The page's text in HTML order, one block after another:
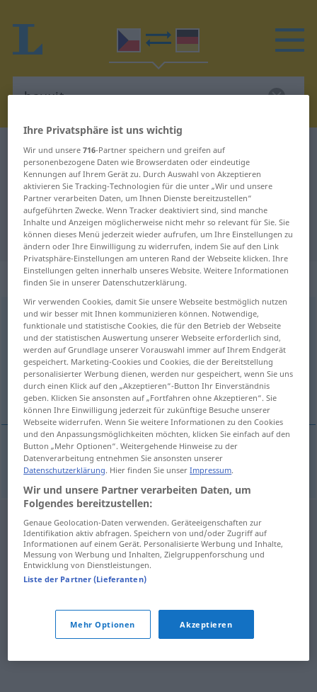
Tschechisch-Deutsch Wörterbuch bauxit
Tschechisch-Deutsch Übersetzung
für "bauxit"
"bauxit" Deutsch Übersetzung
„bauxit“: maskulin
bauxit m
Übersicht aller Übersetzungen
(Für mehr Details die Übersetzung anklicken/antippen)
Bauxit
Bauxitm bauxit GEOL
Ihre Privatsphäre ist uns wichtig
Wir und unsere716-Partner speichern und greifen auf
personenbezogene Daten wie Browserdaten oder eindeutige
Kennungen auf Ihrem Gerät zu. Durch Auswahl von Akzeptieren
aktivieren Sie Tracking-Technologien für die unter „Wir und unsere
Partner verarbeiten Daten, um Ihnen Dienste bereitzustellen“
aufgeführten Zwecke. Wenn Tracker deaktiviert sind, sind manche
Inhalte und Anzeigen möglicherweise nicht mehr so relevant für Sie. Sie
können dieses Menü jederzeit wieder aufrufen, um Ihre Einstellungen zu
ändern oder Ihre Einwilligung zu widerrufen, indem Sie auf den Link
Privatsphäre-Einstellungen am unteren Rand der Webseite klicken. Ihre
Einstellungen gelten innerhalb unseres Website. Weitere Informationen
finden Sie in unserer Datenschutzerklärung.
Wir verwenden Cookies, damit Sie unsere Webseite bestmöglich nutzen
und wir besser mit Ihnen kommunizieren können. Notwendige,
funktionale und statistische Cookies, die für den Betrieb der Webseite
und der statistischen Auswertung unserer Webseite erforderlich sind,
werden auf Grundlage unserer Vorauswahl immer auf Ihrem Endgerät
gespeichert. Marketing-Cookies und Cookies, die der Bereitstellung
personalisierter Werbung dienen, werden nur gespeichert, wenn Sie uns
durch einen Klick auf den „Akzeptieren“-Button Ihr Einverständnis
geben. Klicken Sie ansonsten auf „Fortfahren ohne Akzeptieren“. Sie
können Ihre Einwilligung jederzeit für zukünftige Besuche unserer
Webseite widerrufen. Wenn Sie weitere Informationen zu den Cookies
und den Anpassungsmöglichkeiten möchten, klicken Sie einfach auf den
Button „Mehr Optionen“. Weitergehende Hinweise zu der
Datenverarbeitung entnehmen Sie ansonsten unserer
Datenschutzerklärung. Hier finden Sie unserImpressum.
Wir und unsere Partner verarbeiten Daten, um
Folgendes bereitzustellen:
Genaue Geolocation-Daten verwenden. Geräteeigenschaften zur
Identifikation aktiv abfragen. Speichern von und/oder Zugriff auf
Informationen auf einem Gerät. Personalisierte Werbung und Inhalte,
Messung von Werbung und Inhalten, Zielgruppenforschung und
Entwicklung von Dienstleistungen.
Liste der Partner (Lieferanten)
Mehr Optionen Akzeptieren